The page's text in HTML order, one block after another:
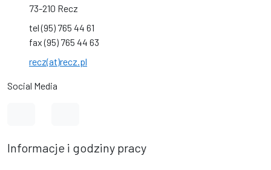
73-210 Recz
tel (95) 765 44 61
fax (95) 765 44 63
recz(at)recz.pl
Social Media
Informacje i godziny pracy